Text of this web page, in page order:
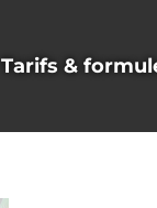
Tarifs &